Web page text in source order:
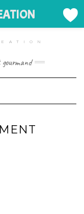
gourmand